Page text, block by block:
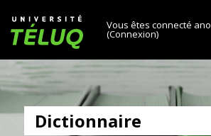
Université TÉLUQ
Vous êtes connecté
(Connexion)
Dictionnaire